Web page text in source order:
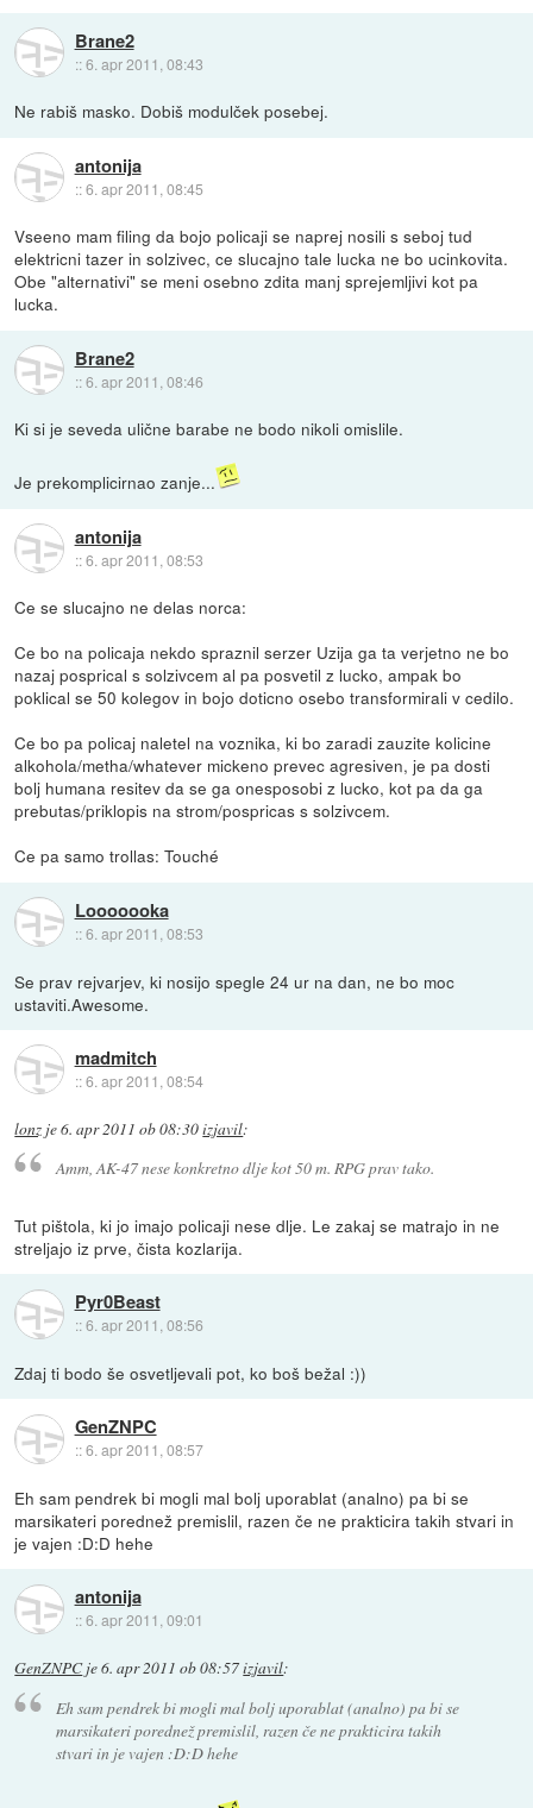
Brane2
::6. apr 2011, 08:43
Ne rabiš masko. Dobiš modulček posebej.
antonija
::6. apr 2011, 08:45
Vseeno mam filing da bojo policaji se naprej nosili s seboj tud
elektricni tazer in solzivec, ce slucajno tale lucka ne bo ucinkovita.
Obe "alternativi" se meni osebno zdita manj sprejemljivi kot pa
lucka.
Brane2
::6. apr 2011, 08:46
Ki si je seveda ulične barabe ne bodo nikoli omislile.
Je prekomplicirnao zanje...
antonija
::6. apr 2011, 08:53
Ce se slucajno ne delas norca:
Ce bo na policaja nekdo spraznil serzer Uzija ga ta verjetno ne bo
nazaj posprical s solzivcem al pa posvetil z lucko, ampak bo
poklical se 50 kolegov in bojo doticno osebo transformirali v cedilo.
Ce bo pa policaj naletel na voznika, ki bo zaradi zauzite kolicine
alkohola/metha/whatever mickeno prevec agresiven, je pa dosti
bolj humana resitev da se ga onesposobi z lucko, kot pa da ga
prebutas/priklopis na strom/pospricas s solzivcem.
Ce pa samo trollas: Touché
Looooooka
::6. apr 2011, 08:53
Se prav rejvarjev, ki nosijo spegle 24 ur na dan, ne bo moc
ustaviti.Awesome.
madmitch
::6. apr 2011, 08:54
lonz je6. apr 2011 ob 08:30izjavil:
Amm, AK-47 nese konkretno dlje kot 50 m. RPG prav tako.
Tut pištola, ki jo imajo policaji nese dlje. Le zakaj se matrajo in ne
streljajo iz prve, čista kozlarija.
Pyr0Beast
::6. apr 2011, 08:56
Zdaj ti bodo še osvetljevali pot, ko boš bežal :))
GenZNPC
::6. apr 2011, 08:57
Eh sam pendrek bi mogli mal bolj uporablat (analno) pa bi se
marsikateri porednež premislil, razen če ne prakticira takih stvari in
je vajen :D:D hehe
antonija
::6. apr 2011, 09:01
GenZNPCje6. apr 2011 ob 08:57izjavil:
Eh sam pendrek bi mogli mal bolj uporablat (analno) pa bi se
marsikateri porednež premislil, razen če ne prakticira takih
stvari in je vajen :D:D hehe